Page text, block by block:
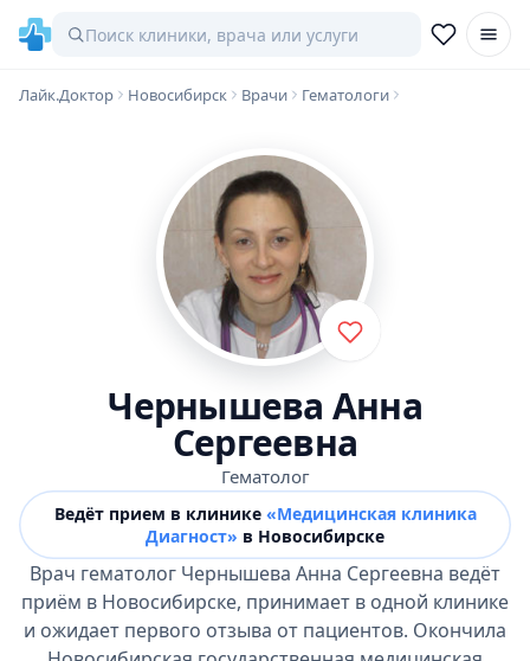
Лайк.Доктор Новосибирск Врачи Гематологи
Чернышева Анна
Сергеевна
Гематолог
Ведёт прием в клинике «Медицинская клиника
Диагност» в Новосибирске
Врач гематолог Чернышева Анна Сергеевна ведёт
приём в Новосибирске, принимает в одной клинике
и ожидает первого отзыва от пациентов. Окончила